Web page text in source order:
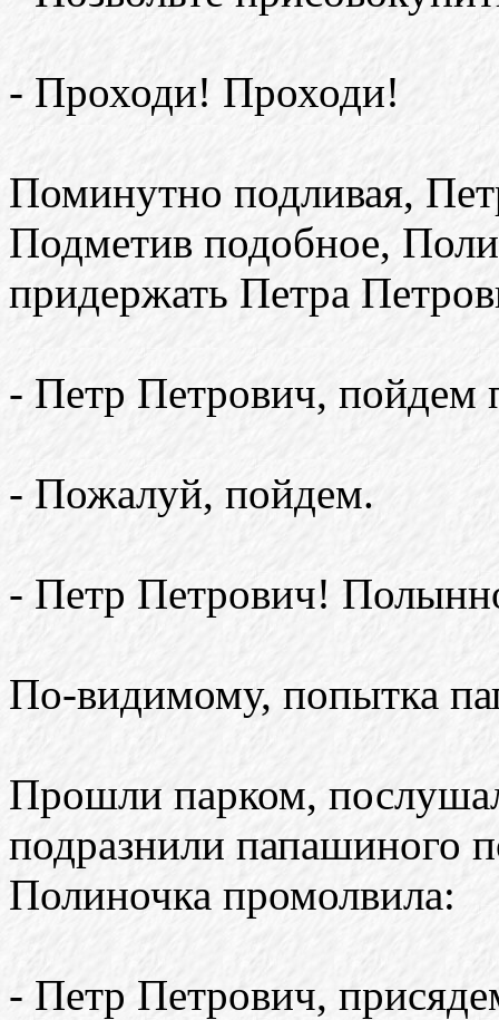
- Проходи! Проходи!
Поминутно подливая,
Подметив подобное,
придержать Петра
- Петр Петрович, пойдем
- Пожалуй, пойдем.
- Петр Петрович!
По-видимому, попытка
Прошли парком,
подразнили папашиного
Полиночка промолвила:
- Петр Петрович,